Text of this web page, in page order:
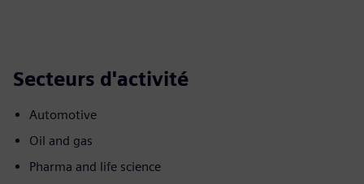
Secteurs d'activité
Automotive
Oil and gas
Pharma and life science